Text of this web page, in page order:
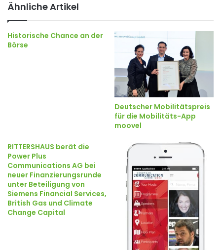
Ähnliche Artikel
Historische Chance an der
Börse
Deutscher Mobilitätspreis
für die Mobilitäts-App
moovel
RITTERSHAUS berät die
Power Plus
Communications AG bei
neuer Finanzierungsrunde
unter Beteiligung von
Siemens Financial Services,
British Gas und Climate
Change Capital